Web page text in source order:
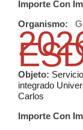
Importe Con
Organismo:
Objeto:
integrado
Carlos
Importe Con